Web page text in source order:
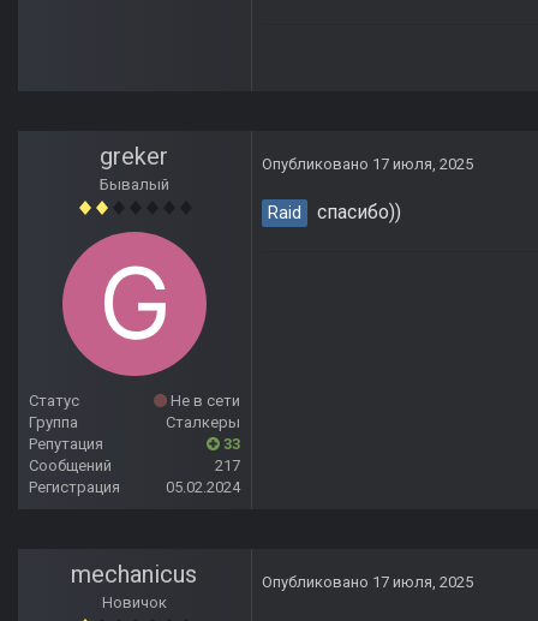
greker
Бывалый
Статус
Не в сети
Группа
Сталкеры
Репутация
33
Сообщений
217
Регистрация
05.02.2024
Опубликовано 17 июля, 2025
Raid спасибо))
mechanicus
Новичок
Опубликовано 17 июля, 2025